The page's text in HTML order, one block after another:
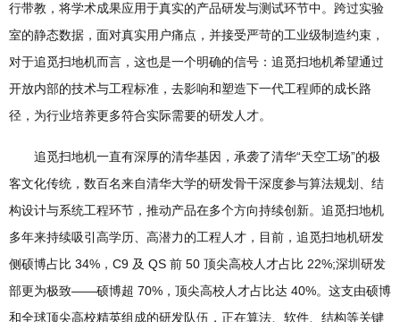
行带教，将学术成果应用于真实的产品研发与测试环节中。跨过实验
室的静态数据，面对真实用户痛点，并接受严苛的工业级制造约束，
对于追觅扫地机而言，这也是一个明确的信号：追觅扫地机希望通过
开放内部的技术与工程标准，去影响和塑造下一代工程师的成长路
径，为行业培养更多符合实际需要的研发人才。
追觅扫地机一直有深厚的清华基因，承袭了清华“天空工场”的极
客文化传统，数百名来自清华大学的研发骨干深度参与算法规划、结
构设计与系统工程环节，推动产品在多个方向持续创新。追觅扫地机
多年来持续吸引高学历、高潜力的工程人才，目前，追觅扫地机研发
侧硕博占比 34%，C9 及 QS 前 50 顶尖高校人才占比 22%;深圳研发
部更为极致——硕博超 70%，顶尖高校人才占比达 40%。这支由硕博
和全球顶尖高校精英组成的研发队伍，正在算法、软件、结构等关键